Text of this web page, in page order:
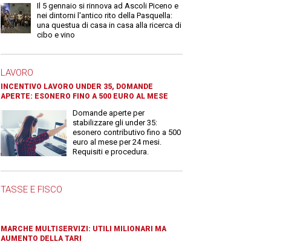
Il 5 gennaio si rinnova ad Ascoli Piceno e
nei dintorni l'antico rito della Pasquella:
una questua di casa in casa alla ricerca di
cibo e vino
LAVORO
INCENTIVO LAVORO UNDER 35, DOMANDE
APERTE: ESONERO FINO A 500 EURO AL MESE
Domande aperte per
stabilizzare gli under 35:
esonero contributivo fino a 500
euro al mese per 24 mesi.
Requisiti e procedura.
TASSE E FISCO
MARCHE MULTISERVIZI: UTILI MILIONARI MA
AUMENTO DELLA TARI